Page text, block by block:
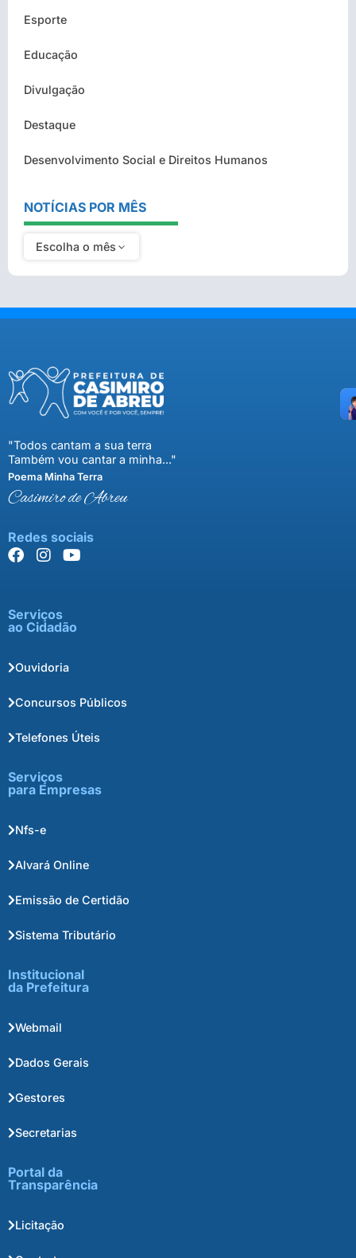
Esporte
Educação
Divulgação
Destaque
Desenvolvimento Social e Direitos Humanos
NOTÍCIAS POR MÊS
Escolha o mês
"Todos cantam a sua terra
Também vou cantar a minha..."
Poema Minha Terra
Casimiro de Abreu
Redes sociais
Serviços
ao Cidadão
Ouvidoria
Concursos Públicos
Telefones Úteis
Serviços
para Empresas
Nfs-e
Alvará Online
Emissão de Certidão
Sistema Tributário
Institucional
da Prefeitura
Webmail
Dados Gerais
Gestores
Secretarias
Portal da
Transparência
Licitação